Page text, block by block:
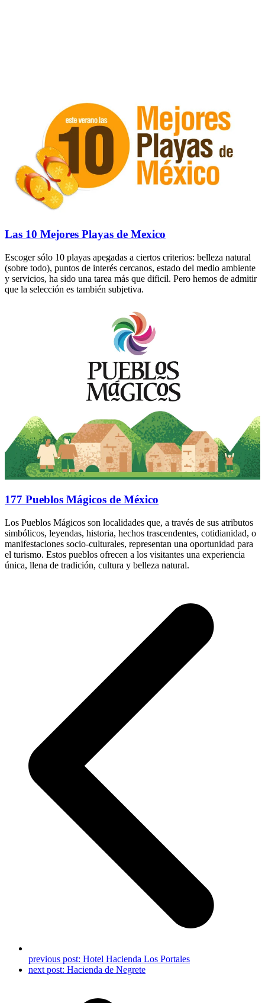
Las 10 Mejores Playas de Mexico
Escoger sólo 10 playas apegadas a ciertos criterios: belleza natural
(sobre todo), puntos de interés cercanos, estado del medio ambiente
y servicios, ha sido una tarea más que dificil. Pero hemos de admitir
que la selección es también subjetiva.
177 Pueblos Mágicos de México
Los Pueblos Mágicos son localidades que, a través de sus atributos
simbólicos, leyendas, historia, hechos trascendentes, cotidianidad, o
manifestaciones socio-culturales, representan una oportunidad para
el turismo. Estos pueblos ofrecen a los visitantes una experiencia
única, llena de tradición, cultura y belleza natural.
previous post: Hotel Hacienda Los Portales
next post: Hacienda de Negrete